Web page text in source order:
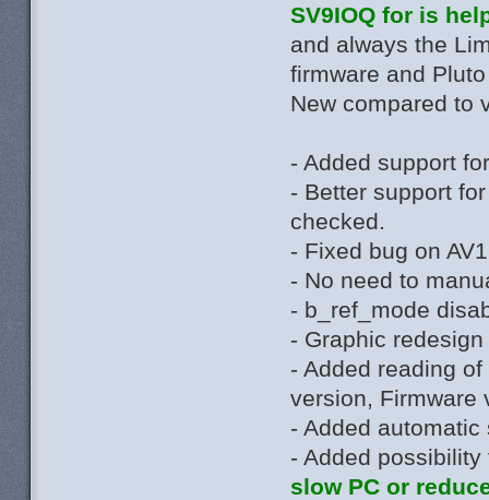
SV9IOQ for is
and always the
firmware and
New compared to
- Added support
- Better support
checked.
- Fixed bug on
- No need to
- b_ref_mode
- Graphic
- Added reading
version, Firmware
- Added
- Added
slow PC or